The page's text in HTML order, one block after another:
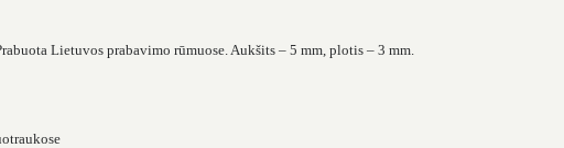
Lietuvos prabavimo rūmuose. Aukšits – 5 mm, plotis – 3 mm.